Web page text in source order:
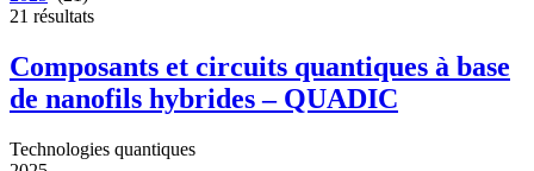
21 résultats
Composants et circuits quantiques à base
de nanofils hybrides – QUADIC
Technologies quantiques